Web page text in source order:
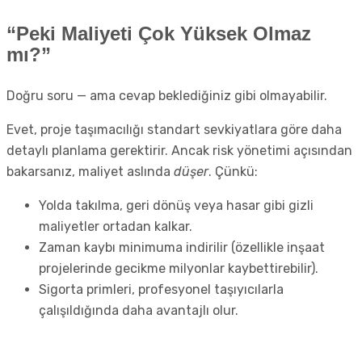
“Peki Maliyeti Çok Yüksek Olmaz
mı?”
Doğru soru — ama cevap beklediğiniz gibi olmayabilir.
Evet, proje taşımacılığı standart sevkiyatlara göre daha
detaylı planlama gerektirir. Ancak risk yönetimi açısından
bakarsanız, maliyet aslında düşer. Çünkü:
Yolda takılma, geri dönüş veya hasar gibi gizli
maliyetler ortadan kalkar.
Zaman kaybı minimuma indirilir (özellikle inşaat
projelerinde gecikme milyonlar kaybettirebilir).
Sigorta primleri, profesyonel taşıyıcılarla
çalışıldığında daha avantajlı olur.